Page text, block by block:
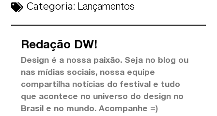
Categoria: Lançamentos
Redação DW!
Design é a nossa paixão. Seja no blog ou
nas mídias sociais, nossa equipe
compartilha notícias do festival e tudo
que acontece no universo do design no
Brasil e no mundo. Acompanhe =)